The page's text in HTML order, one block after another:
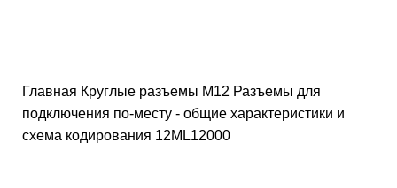
Главная Круглые разъемы M12 Разъемы для
подключения по-месту - общие характеристики и
схема кодирования 12ML12000